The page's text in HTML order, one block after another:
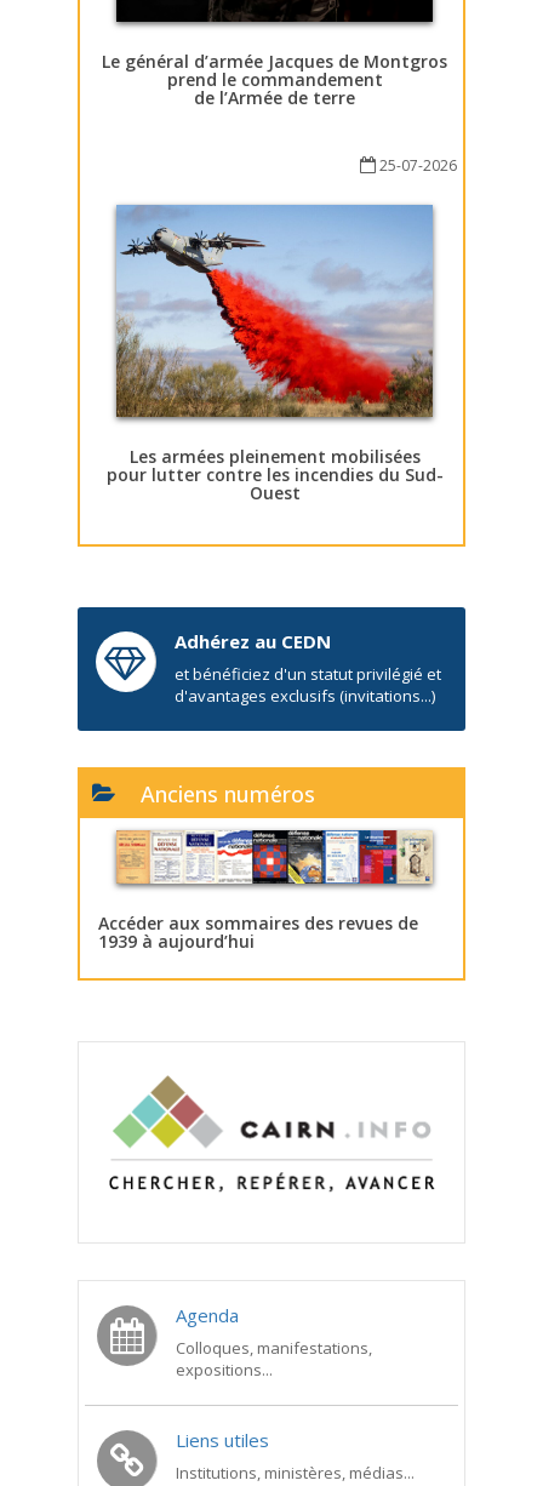
Le général d’armée Jacques de Montgros
prend le commandement
de l’Armée de terre
25-07-2026
Les armées pleinement mobilisées
pour lutter contre les incendies du Sud-
Ouest
Adhérez au CEDN
et bénéficiez d'un statut privilégié et
d'avantages exclusifs (invitations...)
Anciens numéros
Accéder aux sommaires des revues de
1939 à aujourd’hui
Agenda
Colloques, manifestations,
expositions...
Liens utiles
Institutions, ministères, médias...